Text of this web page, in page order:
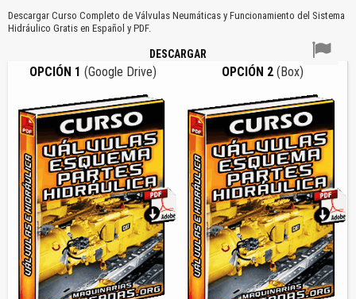
Descargar Curso Completo de Válvulas Neumáticas y Funcionamiento del Sistema
Hidráulico Gratis en Español y PDF.
DESCARGAR
OPCIÓN 1 (Google Drive) OPCIÓN 2(Box)